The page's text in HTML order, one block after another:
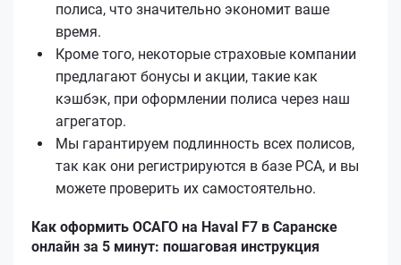
полиса, что значительно экономит ваше
время.
Кроме того, некоторые страховые компании
предлагают бонусы и акции, такие как
кэшбэк, при оформлении полиса через наш
агрегатор.
Мы гарантируем подлинность всех полисов,
так как они регистрируются в базе РСА, и вы
можете проверить их самостоятельно.
Как оформить ОСАГО на Haval F7 в Саранске
онлайн за 5 минут: пошаговая инструкция